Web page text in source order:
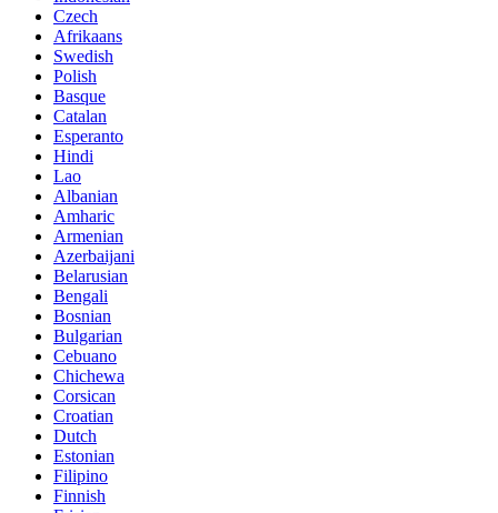
Czech
Afrikaans
Swedish
Polish
Basque
Catalan
Esperanto
Hindi
Lao
Albanian
Amharic
Armenian
Azerbaijani
Belarusian
Bengali
Bosnian
Bulgarian
Cebuano
Chichewa
Corsican
Croatian
Dutch
Estonian
Filipino
Finnish